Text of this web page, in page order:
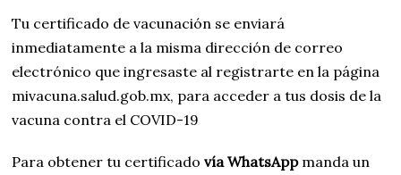
Tu certificado de vacunación se enviará
inmediatamente a la misma dirección de correo
electrónico que ingresaste al registrarte en la página
mivacuna.salud.gob.mx, para acceder a tus dosis de la
vacuna contra el COVID-19
Para obtener tu certificadovía WhatsAppmanda un